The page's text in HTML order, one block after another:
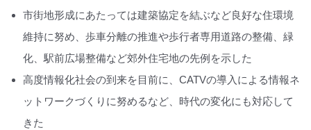
市街地形成にあたっては建築協定を結ぶなど良好な住環境
維持に努め、歩車分離の推進や歩行者専用道路の整備、緑
化、駅前広場整備など郊外住宅地の先例を示した
高度情報化社会の到来を目前に、CATVの導入による情報ネ
ットワークづくりに努めるなど、時代の変化にも対応して
きた